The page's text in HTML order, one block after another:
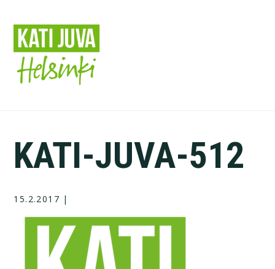
pääsisältöön
KATI-JUVA-512
15.2.2017 |